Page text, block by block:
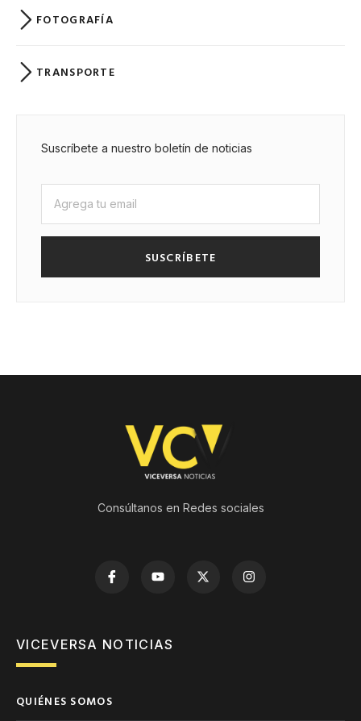
FOTOGRAFÍA
TRANSPORTE
Suscríbete a nuestro boletín de noticias
SUSCRÍBETE
Consúltanos en Redes sociales
VICEVERSA NOTICIAS
QUIÉNES SOMOS